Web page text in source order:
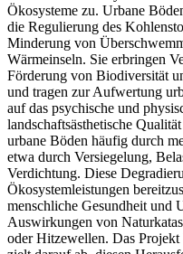
Ökosysteme zu. Urbane
die Regulierung des
Minderung von
Wärmeinseln. Sie erbringen
Förderung von Biodiversität
und tragen zur Aufwertung
auf das psychische und
landschaftsästhetische
urbane Böden häufig durch
etwa durch Versiegelung,
Verdichtung. Diese
Ökosystemleistungen
menschliche Gesundheit und
Auswirkungen von
oder Hitzewellen. Das